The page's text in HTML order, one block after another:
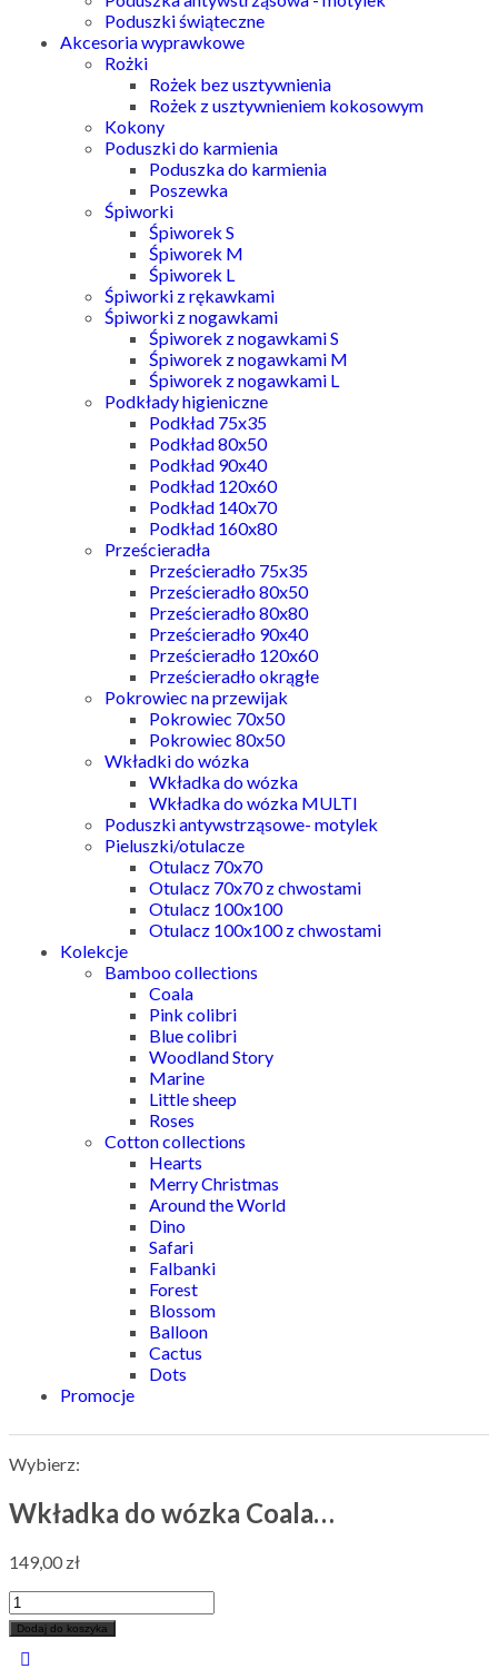
Poduszki świąteczne
Akcesoria wyprawkowe
Rożki
Rożek bez usztywnienia
Rożek z usztywnieniem kokosowym
Kokony
Poduszki do karmienia
Poduszka do karmienia
Poszewka
Śpiworki
Śpiworek S
Śpiworek M
Śpiworek L
Śpiworki z rękawkami
Śpiworki z nogawkami
Śpiworek z nogawkami S
Śpiworek z nogawkami M
Śpiworek z nogawkami L
Podkłady higieniczne
Podkład 75x35
Podkład 80x50
Podkład 90x40
Podkład 120x60
Podkład 140x70
Podkład 160x80
Prześcieradła
Prześcieradło 75x35
Prześcieradło 80x50
Prześcieradło 80x80
Prześcieradło 90x40
Prześcieradło 120x60
Prześcieradło okrągłe
Pokrowiec na przewijak
Pokrowiec 70x50
Pokrowiec 80x50
Wkładki do wózka
Wkładka do wózka
Wkładka do wózka MULTI
Poduszki antywstrząsowe- motylek
Pieluszki/otulacze
Otulacz 70x70
Otulacz 70x70 z chwostami
Otulacz 100x100
Otulacz 100x100 z chwostami
Kolekcje
Bamboo collections
Coala
Pink colibri
Blue colibri
Woodland Story
Marine
Little sheep
Roses
Cotton collections
Hearts
Merry Christmas
Around the World
Dino
Safari
Falbanki
Forest
Blossom
Balloon
Cactus
Dots
Promocje
Wybierz:
Wkładka do wózka Coala…
149,00 zł
Dodaj do koszyka